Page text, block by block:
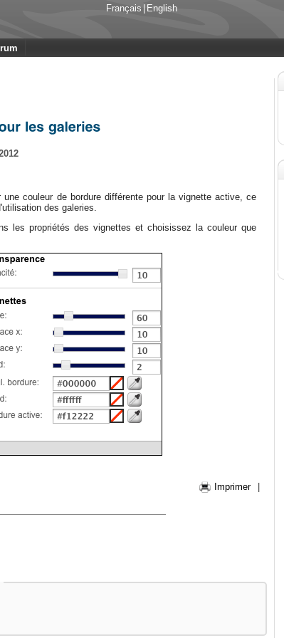
Français English
une couleur de bordure différente pour la vignette active, ce
des galeries.
les propriétés des vignettes et choisissez la couleur que
Imprimer